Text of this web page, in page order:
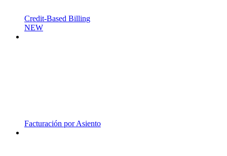
Credit-Based Billing
NEW
Facturación por Asiento